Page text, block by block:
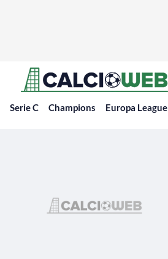
Serie C Champions Europa League